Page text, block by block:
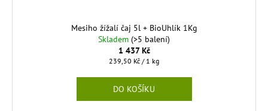
Mesiho žížalí čaj 5l + BioUhlík 1Kg
Skladem (>5 balení)
1 437 Kč
Měrná
239,50 Kč / 1 kg
DO KOŠÍKU